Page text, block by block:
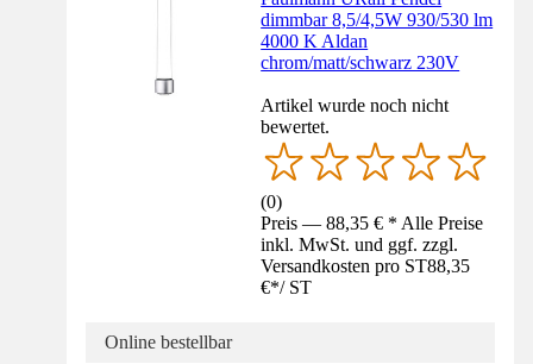
dimmbar 8,5/4,5W 930/530 lm
4000 K Aldan
chrom/matt/schwarz 230V
Artikel wurde noch nicht
bewertet.
(0)
Preis — 88,35 € * Alle Preise
inkl. MwSt. und ggf. zzgl.
Versandkosten pro ST88,35
€*/ ST
Online bestellbar